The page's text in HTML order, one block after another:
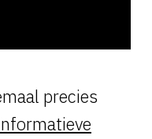
precies